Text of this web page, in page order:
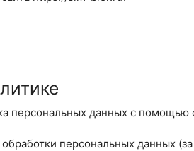
персональных данных с помощью
персональных данных